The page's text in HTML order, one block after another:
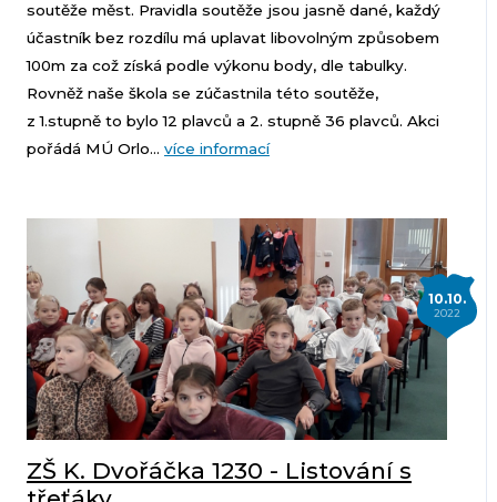
soutěže měst. Pravidla soutěže jsou jasně dané, každý
účastník bez rozdílu má uplavat libovolným způsobem
100m za což získá podle výkonu body, dle tabulky.
Rovněž naše škola se zúčastnila této soutěže,
z 1.stupně to bylo 12 plavců a 2. stupně 36 plavců. Akci
pořádá MÚ Orlo... více informací
10.10.
2022
ZŠ K. Dvořáčka 1230 - Listování s